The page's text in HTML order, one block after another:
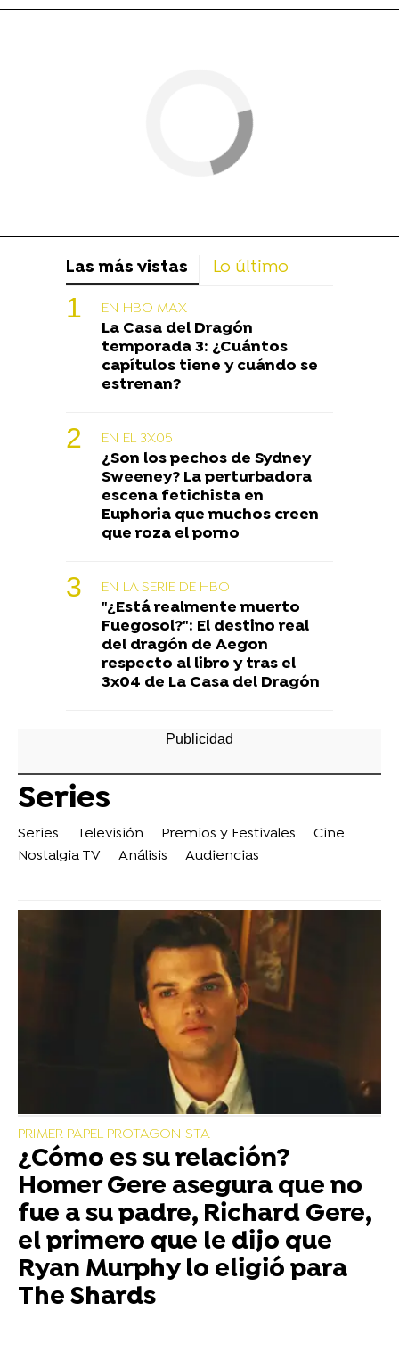
Las más vistas Lo último
EN HBO MAX
La Casa del Dragón
temporada 3: ¿Cuántos
capítulos tiene y cuándo se
estrenan?
EN EL 3X05
¿Son los pechos de Sydney
Sweeney? La perturbadora
escena fetichista en
Euphoria que muchos creen
que roza el porno
EN LA SERIE DE HBO
"¿Está realmente muerto
Fuegosol?": El destino real
del dragón de Aegon
respecto al libro y tras el
3x04 de La Casa del Dragón
Series
Series Televisión Premios y Festivales
Cine
Nostalgia TV
Análisis Audiencias
PRIMER PAPEL PROTAGONISTA
¿Cómo es su relación?
Homer Gere asegura que no
fue a su padre, Richard Gere,
el primero que le dijo que
Ryan Murphy lo eligió para
The Shards